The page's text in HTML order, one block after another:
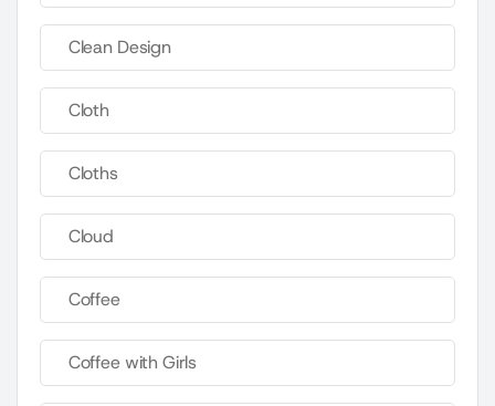
Clean Design
Cloth
Cloths
Cloud
Coffee
Coffee with Girls